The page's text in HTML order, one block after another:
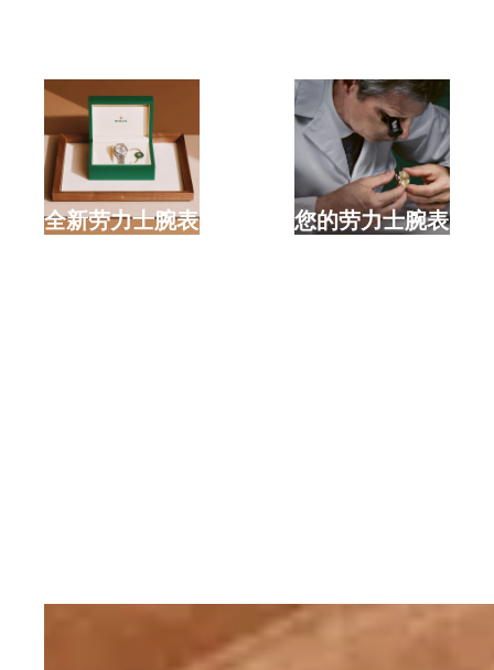
选购全新劳力士腕表 检修您的劳力士腕表